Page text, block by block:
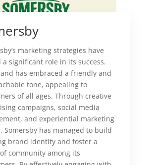
marketing strategies have
a significant role in its success.
has embraced a friendly and
tone, appealing to
of all ages. Through creative
campaigns, social media
and experiential marketing
Somersby has managed to build
brand identity and foster a
community among its